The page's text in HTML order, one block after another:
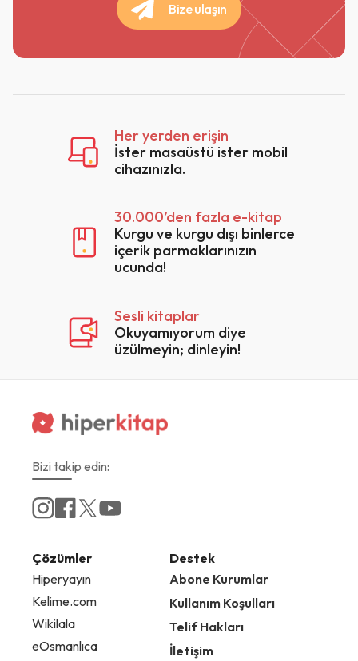
Bize ulaşın
Her yerden erişin
İster masaüstü ister mobil
cihazınızla.
30.000’den fazla e-kitap
Kurgu ve kurgu dışı binlerce
içerik parmaklarınızın
ucunda!
Sesli kitaplar
Okuyamıyorum diye
üzülmeyin; dinleyin!
Bizi takip edin:
Çözümler
Hiperyayın
Kelime.com
Wikilala
eOsmanlıca
Destek
Abone Kurumlar
Kullanım Koşulları
Telif Hakları
İletişim